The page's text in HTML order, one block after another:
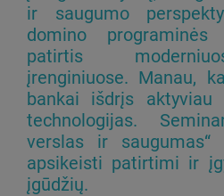
ir saugumo
domino
patirtis
įrenginiuose. Manau,
bankai išdrįs aktyviau
technologijas.
verslas ir
apsikeisti patirtimi ir
įgūdžių.